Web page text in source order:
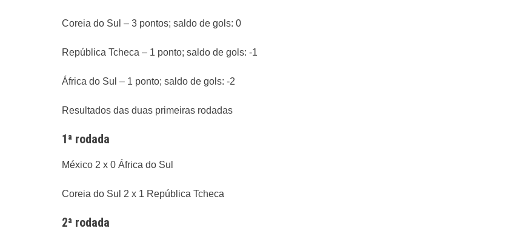
Coreia do Sul – 3 pontos; saldo de gols: 0
República Tcheca – 1 ponto; saldo de gols: -1
África do Sul – 1 ponto; saldo de gols: -2
Resultados das duas primeiras rodadas
1ª rodada
México 2 x 0 África do Sul
Coreia do Sul 2 x 1 República Tcheca
2ª rodada